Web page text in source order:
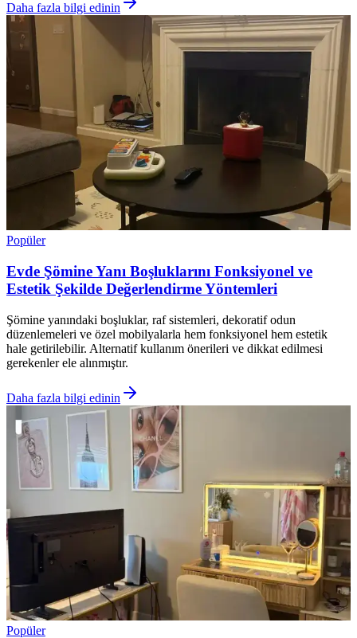
Daha fazla bilgi edinin
Popüler
Evde Şömine Yanı Boşluklarını Fonksiyonel ve
Estetik Şekilde Değerlendirme Yöntemleri
Şömine yanındaki boşluklar, raf sistemleri, dekoratif odun
düzenlemeleri ve özel mobilyalarla hem fonksiyonel hem estetik
hale getirilebilir. Alternatif kullanım önerileri ve dikkat edilmesi
gerekenler ele alınmıştır.
Daha fazla bilgi edinin
Popüler